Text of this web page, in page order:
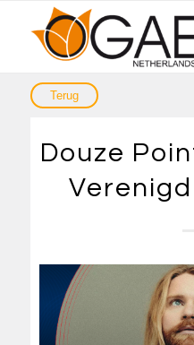
Douze